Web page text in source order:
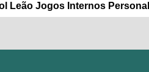
Leão Jogos Internos